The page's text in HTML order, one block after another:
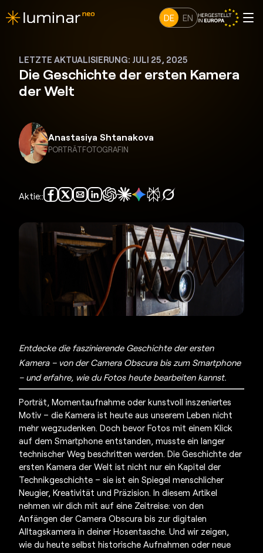
DE EN
LETZTE AKTUALISIERUNG: JULI 25, 2025
Die Geschichte der ersten Kamera
der Welt
Anastasiya Shtanakova
PORTRÄTFOTOGRAFIN
Aktie::
Entdecke die faszinierende Geschichte der ersten
Kamera – von der Camera Obscura bis zum Smartphone
– und erfahre, wie du Fotos heute bearbeiten kannst.
Porträt, Momentaufnahme oder kunstvoll inszeniertes
Motiv – die Kamera ist heute aus unserem Leben nicht
mehr wegzudenken. Doch bevor Fotos mit einem Klick
auf dem Smartphone entstanden, musste ein langer
technischer Weg beschritten werden. Die Geschichte der
ersten Kamera der Welt ist nicht nur ein Kapitel der
Technikgeschichte – sie ist ein Spiegel menschlicher
Neugier, Kreativität und Präzision. In diesem Artikel
nehmen wir dich mit auf eine Zeitreise: von den
Anfängen der Camera Obscura bis zur digitalen
Alltagskamera in deiner Hosentasche. Und wir zeigen,
wie du heute selbst historische Aufnahmen oder neue